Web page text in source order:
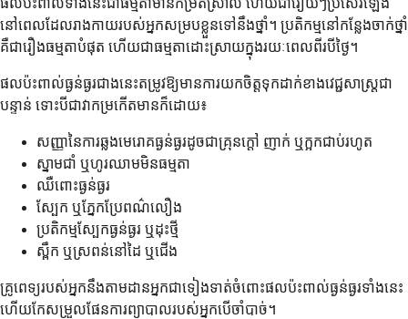
ផលប៉ះពាល់ទាំងនេះជាធម្មតាមានកម្រិតស្រាល ហើយជារឿយៗប្រសើរឡើង
នៅពេលដែលរាងកាយរបស់អ្នកសម្របខ្លួនទៅនឹងថ្នាំ។ ប្រតិកម្មនៅកន្លែងចាក់ថ្នាំ
គឺជារឿងធម្មតាបំផុត ហើយជាធម្មតាដោះស្រាយក្នុងរយៈពេលពីរបីថ្ងៃ។
ផលប៉ះពាល់ធ្ងន់ធ្ងរជាងនេះតម្រូវឱ្យមានការយកចិត្តទុកដាក់ខាងវេជ្ជសាស្ត្រជា
បន្ទាន់ ទោះបីជាវាកម្រកើតមានក៏ដោយ៖
សញ្ញានៃការឆ្លងមេរោគធ្ងន់ធ្ងរដូចជាគ្រុនក្តៅ ញាក់ ឬក្អកជាប់រហូត
ស្នាមជាំ ឬហូរឈាមមិនធម្មតា
ឈឺពោះធ្ងន់ធ្ងរ
ស្បែក ឬភ្នែកប្រែពណ៌លឿង
ប្រតិកម្មស្បែកធ្ងន់ធ្ងរ ឬដុះថ្មី
ស្ពឹក ឬស្រពន់នៅដៃ ឬជើង
គ្រូពេទ្យរបស់អ្នកនឹងតាមដានអ្នកជាទៀងទាត់ចំពោះផលប៉ះពាល់ធ្ងន់ធ្ងរទាំងនេះ
ហើយកែសម្រួលផែនការព្យាបាលរបស់អ្នកបើចាំបាច់។